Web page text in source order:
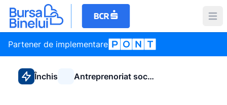
Partener de implementare
Închis Antreprenoriat social